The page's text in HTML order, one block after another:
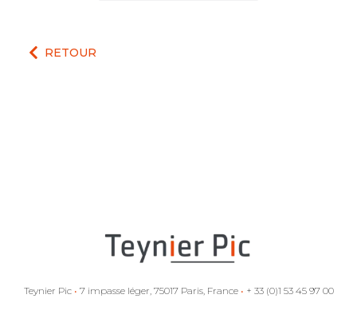
RETOUR
Teynier Pic • 7 impasse léger, 75017 Paris, France • + 33 (0)1 53 45 97 00